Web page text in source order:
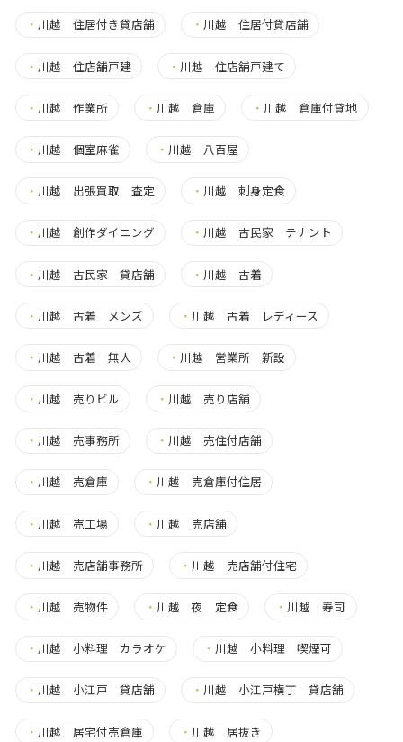
・ 川越 住居付き貸店舗 ・ 川越 住居付貸店舗
・ 川越 住店舗戸建 ・ 川越 住店舗戸建て
・ 川越 作業所 ・ 川越 倉庫 ・ 川越 倉庫付貸地
・ 川越 個室麻雀 ・ 川越 八百屋
・ 川越 出張買取 査定 ・ 川越 刺身定食
・ 川越 創作ダイニング ・ 川越 古民家 テナント
・ 川越 古民家 貸店舗 ・ 川越 古着
・ 川越 古着 メンズ ・ 川越 古着 レディース
・ 川越 古着 無人 ・ 川越 営業所 新設
・ 川越 売りビル ・ 川越 売り店舗
・ 川越 売事務所 ・ 川越 売住付店舗
・ 川越 売倉庫 ・ 川越 売倉庫付住居
・ 川越 売工場 ・ 川越 売店舗
・ 川越 売店舗事務所 ・ 川越 売店舗付住宅
・ 川越 売物件 ・ 川越 夜 定食 ・ 川越 寿司
・ 川越 小料理 カラオケ ・ 川越 小料理 喫煙可
・ 川越 小江戸 貸店舗 ・ 川越 小江戸横丁 貸店舗
・ 川越 居宅付売倉庫 ・ 川越 居抜き